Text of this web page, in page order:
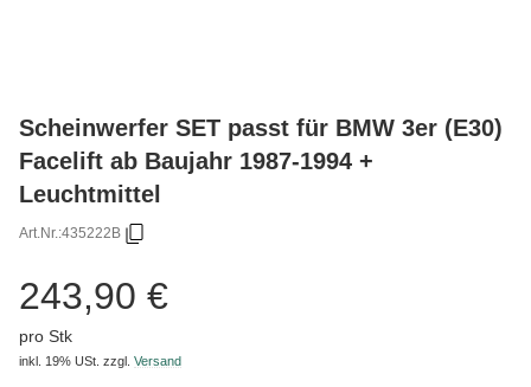
Scheinwerfer SET passt für BMW 3er (E30)
Facelift ab Baujahr 1987-1994 +
Leuchtmittel
Art.Nr.:435222B
243,90 €
pro Stk
inkl. 19% USt. zzgl. Versand